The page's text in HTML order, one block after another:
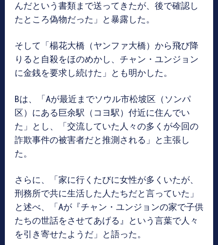
んだという書類まで送ってきたが、後で確認し
たところ偽物だった」と暴露した。
そして「楊花大橋（ヤンファ大橋）から飛び降
りると自殺をほのめかし、チャン・ユンジョン
に金銭を要求し続けた」とも明かした。
Bは、「Aが最近までソウル市松坡区（ソンパ
区）にある巨余駅（コヨ駅）付近に住んでい
た」とし、「交流していた人々の多くが今回の
詐欺事件の被害者だと推測される」と主張し
た。
さらに、「家に行くたびに女性が多くいたが、
刑務所で共に生活した人たちだと言っていた」
と述べ、「Aが『チャン・ユンジョンの家で子供
たちの世話をさせてあげる』という言葉で人々
を引き寄せたようだ」と語った。